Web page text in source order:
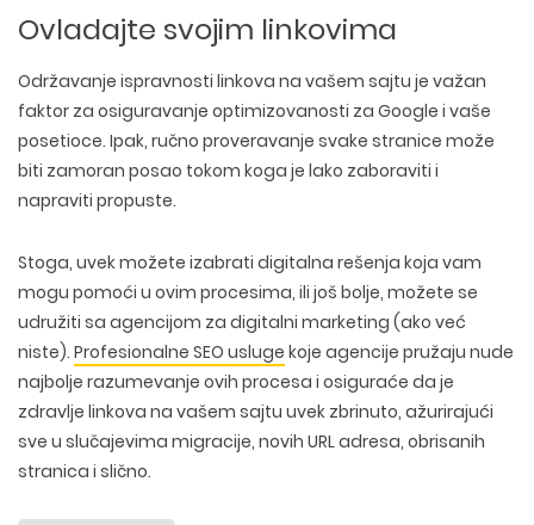
Ovladajte svojim linkovima
Održavanje ispravnosti linkova na vašem sajtu je važan
faktor za osiguravanje optimizovanosti za Google i vaše
posetioce. Ipak, ručno proveravanje svake stranice može
biti zamoran posao tokom koga je lako zaboraviti i
napraviti propuste.
Stoga, uvek možete izabrati digitalna rešenja koja vam
mogu pomoći u ovim procesima, ili još bolje, možete se
udružiti sa agencijom za digitalni marketing (ako već
niste). Profesionalne SEO usluge koje agencije pružaju nude
najbolje razumevanje ovih procesa i osiguraće da je
zdravlje linkova na vašem sajtu uvek zbrinuto, ažurirajući
sve u slučajevima migracije, novih URL adresa, obrisanih
stranica i slično.